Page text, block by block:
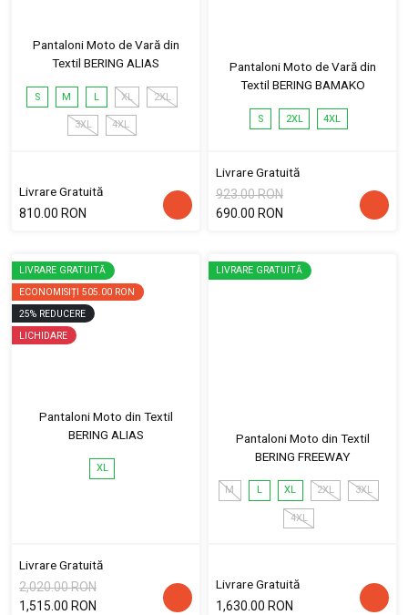
Pantaloni Moto de Vară din
Textil BERING ALIAS
S M L XL 2XL
3XL 4XL
Livrare Gratuită
810.00 RON
Pantaloni Moto de Vară din
Textil BERING BAMAKO
S 2XL 4XL
Livrare Gratuită
923.00 RON
690.00 RON
LIVRARE GRATUITĂ
ECONOMISIȚI 505.00 RON
25% REDUCERE
LICHIDARE
Pantaloni Moto din Textil
BERING ALIAS
XL
Livrare Gratuită
2,020.00 RON
1,515.00 RON
LIVRARE GRATUITĂ
Pantaloni Moto din Textil
BERING FREEWAY
M L XL 2XL 3XL
4XL
Livrare Gratuită
1,630.00 RON